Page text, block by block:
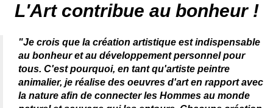
L'Art contribue au bonheur !
"Je crois que la création artistique est indispensable
au bonheur et au développement personnel pour
tous. C'est pourquoi, en tant qu'artiste peintre
animalier, je réalise des oeuvres d'art en rapport avec
la nature afin de connecter les Hommes au monde